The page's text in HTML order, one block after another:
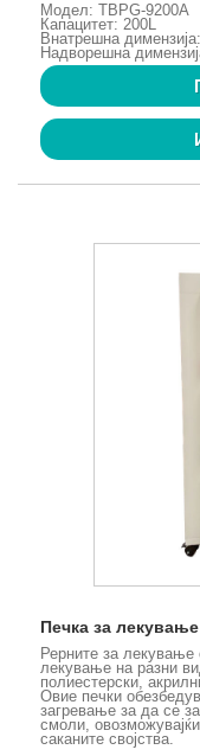
Модел: TBPG-9200A
Капацитет: 200L
Внатрешна
Надворешна
Печка за
Рерните за лекување
лекување на разни
полиестерски,
Овие печки
загревање за да се
смоли,
саканите својства.